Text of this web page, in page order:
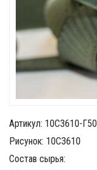
Артикул: 10С3610-Г50
Рисунок: 10С3610
Состав сырья: